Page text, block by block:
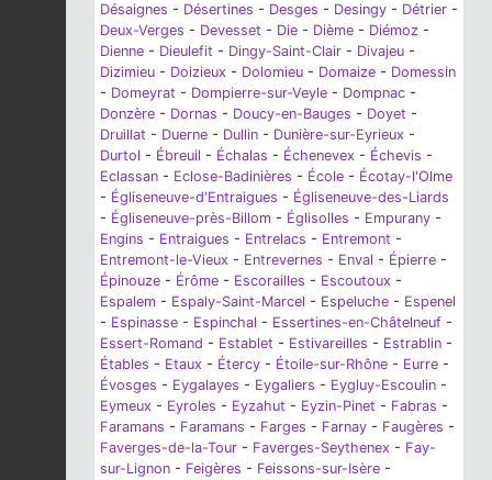
Désaignes - Désertines - Desges - Desingy - Détrier -
Deux-Verges - Devesset - Die - Dième - Diémoz -
Dienne - Dieulefit - Dingy-Saint-Clair - Divajeu -
Dizimieu - Doizieux - Dolomieu - Domaize - Domessin
- Domeyrat - Dompierre-sur-Veyle - Dompnac -
Donzère - Dornas - Doucy-en-Bauges - Doyet -
Druillat - Duerne - Dullin - Dunière-sur-Eyrieux -
Durtol - Ébreuil - Échalas - Échenevex - Échevis -
Eclassan - Eclose-Badinières - École - Écotay-l'Olme
- Égliseneuve-d'Entraigues - Égliseneuve-des-Liards
- Égliseneuve-près-Billom - Églisolles - Empurany -
Engins - Entraigues - Entrelacs - Entremont -
Entremont-le-Vieux - Entrevernes - Enval - Épierre -
Épinouze - Érôme - Escorailles - Escoutoux -
Espalem - Espaly-Saint-Marcel - Espeluche - Espenel
- Espinasse - Espinchal - Essertines-en-Châtelneuf -
Essert-Romand - Establet - Estivareilles - Estrablin -
Étables - Etaux - Étercy - Étoile-sur-Rhône - Eurre -
Évosges - Eygalayes - Eygaliers - Eygluy-Escoulin -
Eymeux - Eyroles - Eyzahut - Eyzin-Pinet - Fabras -
Faramans - Faramans - Farges - Farnay - Faugères -
Faverges-de-la-Tour - Faverges-Seythenex - Fay-
sur-Lignon - Feigères - Feissons-sur-Isère -